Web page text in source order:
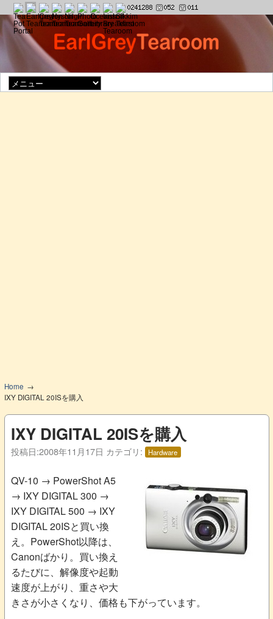
Home
IXY DIGITAL 20ISを購入
IXY DIGITAL 20ISを購入
投稿日:2008年11月17日 カテゴリ: Hardware
QV-10 → PowerShot A5
→ IXY DIGITAL 300 →
IXY DIGITAL 500 → IXY
DIGITAL 20ISと買い換
え。PowerShot以降は、
Canonばかり。買い換え
るたびに、解像度や起動
速度が上がり、重さや大
きさが小さくなり、価格も下がっています。